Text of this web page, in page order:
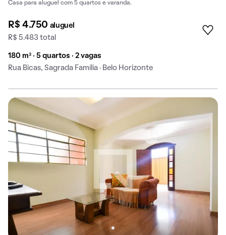
Casa para aluguel com 5 quartos e varanda.
R$ 4.750 aluguel
R$ 5.483 total
180 m² · 5 quartos · 2 vagas
Rua Bicas, Sagrada Família · Belo Horizonte